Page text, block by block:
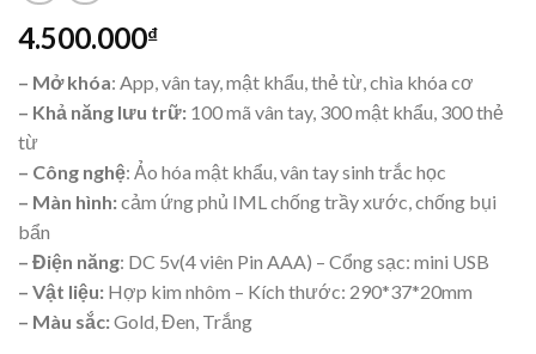
4.500.000₫
– Mở khóa: App, vân tay, mật khẩu, thẻ từ, chìa khóa cơ
– Khả năng lưu trữ: 100 mã vân tay, 300 mật khẩu, 300 thẻ
từ
– Công nghệ: Ảo hóa mật khẩu, vân tay sinh trắc học
– Màn hình:cảm ứng phủ IML chống trầy xước, chống bụi
bẩn
– Điện năng: DC 5v(4 viên Pin AAA) – Cổng sạc: mini USB
– Vật liệu: Hợp kim nhôm – Kích thước: 290*37*20mm
– Màu sắc:Gold, Đen, Trắng